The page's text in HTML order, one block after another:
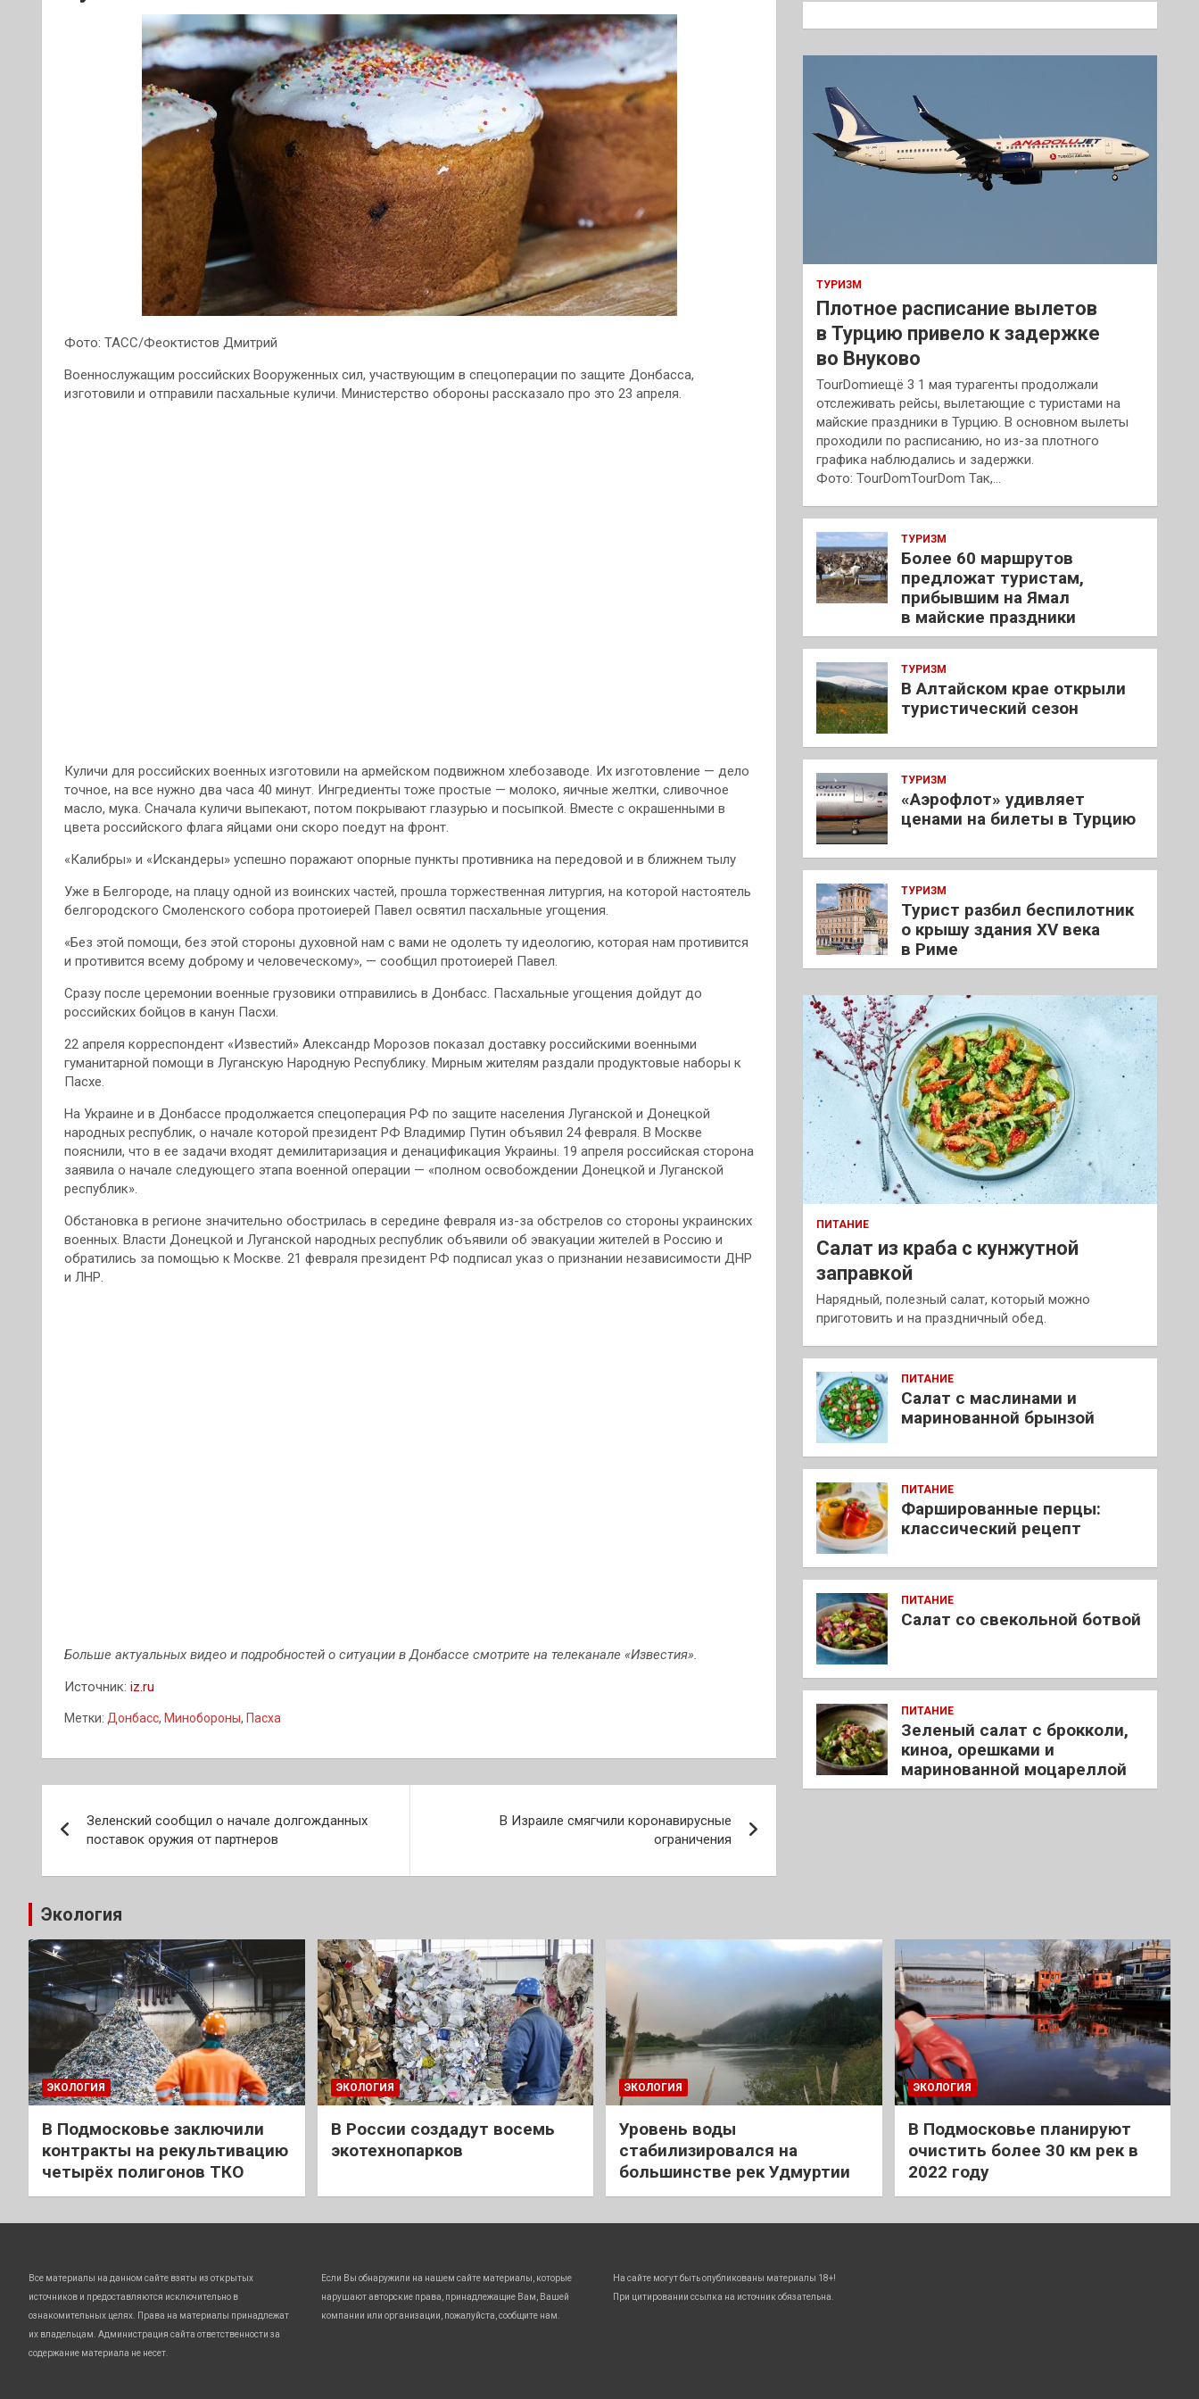
Фото: ТАСС/Феоктистов Дмитрий
Военнослужащим российских Вооруженных сил, участвующим в спецоперации по защите Донбасса,
изготовили и отправили пасхальные куличи. Министерство обороны рассказало про это 23 апреля.
Куличи для российских военных изготовили на армейском подвижном хлебозаводе. Их изготовление — дело
точное, на все нужно два часа 40 минут. Ингредиенты тоже простые — молоко, яичные желтки, сливочное
масло, мука. Сначала куличи выпекают, потом покрывают глазурью и посыпкой. Вместе с окрашенными в
цвета российского флага яйцами они скоро поедут на фронт.
«Калибры» и «Искандеры» успешно поражают опорные пункты противника на передовой и в ближнем тылу
Уже в Белгороде, на плацу одной из воинских частей, прошла торжественная литургия, на которой настоятель
белгородского Смоленского собора протоиерей Павел освятил пасхальные угощения.
«Без этой помощи, без этой стороны духовной нам с вами не одолеть ту идеологию, которая нам противится
и противится всему доброму и человеческому», — сообщил протоиерей Павел.
Сразу после церемонии военные грузовики отправились в Донбасс. Пасхальные угощения дойдут до
российских бойцов в канун Пасхи.
22 апреля корреспондент «Известий» Александр Морозов показал доставку российскими военными
гуманитарной помощи в Луганскую Народную Республику. Мирным жителям раздали продуктовые наборы к
Пасхе.
На Украине и в Донбассе продолжается спецоперация РФ по защите населения Луганской и Донецкой
народных республик, о начале которой президент РФ Владимир Путин объявил 24 февраля. В Москве
пояснили, что в ее задачи входят демилитаризация и денацификация Украины. 19 апреля российская сторона
заявила о начале следующего этапа военной операции — «полном освобождении Донецкой и Луганской
республик».
Обстановка в регионе значительно обострилась в середине февраля из-за обстрелов со стороны украинских
военных. Власти Донецкой и Луганской народных республик объявили об эвакуации жителей в Россию и
обратились за помощью к Москве. 21 февраля президент РФ подписал указ о признании независимости ДНР
и ЛНР.
Больше актуальных видео и подробностей о ситуации в Донбассе смотрите на телеканале «Известия».
Источник: iz.ru
Метки: Донбасс, Минобороны, Пасха
по
записям
Зеленский сообщил о начале долгожданных
поставок оружия от партнеров
В Израиле смягчили коронавирусные
ограничения
к
ТУРИЗМ
Плотное расписание вылетов
в Турцию привело к задержке
во Внуково
TourDomиещё 3 1 мая турагенты продолжали
отслеживать рейсы, вылетающие с туристами на
майские праздники в Турцию. В основном вылеты
проходили по расписанию, но из-за плотного
графика наблюдались и задержки.
Фото: TourDomTourDom Так,…
ТУРИЗМ
Более 60 маршрутов
предложат туристам,
прибывшим на Ямал
в майские праздники
ТУРИЗМ
В Алтайском крае открыли
туристический сезон
ТУРИЗМ
«Аэрофлот» удивляет
ценами на билеты в Турцию
ТУРИЗМ
Турист разбил беспилотник
о крышу здания XV века
в Риме
ПИТАНИЕ
Салат из краба с кунжутной
заправкой
Нарядный, полезный салат, который можно
приготовить и на праздничный обед.
ПИТАНИЕ
Салат с маслинами и
маринованной брынзой
ПИТАНИЕ
Фаршированные перцы:
классический рецепт
ПИТАНИЕ
Салат со свекольной ботвой
ПИТАНИЕ
Зеленый салат с брокколи,
киноа, орешками и
маринованной моцареллой
Экология
ЭКОЛОГИЯ
В Подмосковье заключили
контракты на рекультивацию
четырёх полигонов ТКО
ЭКОЛОГИЯ
В России создадут восемь
экотехнопарков
ЭКОЛОГИЯ
Уровень воды
стабилизировался на
большинстве рек Удмуртии
ЭКОЛОГИЯ
В Подмосковье планируют
очистить более 30 км рек в
2022 году
Все материалы на данном сайте взяты из открытых
источников и предоставляются исключительно в
ознакомительных целях. Права на материалы принадлежат
их владельцам. Администрация сайта ответственности за
содержание материала не несет.
Если Вы обнаружили на нашем сайте материалы, которые
нарушают авторские права, принадлежащие Вам, Вашей
компании или организации, пожалуйста, сообщите нам.
На сайте могут быть опубликованы материалы 18+!
При цитировании ссылка на источник обязательна.